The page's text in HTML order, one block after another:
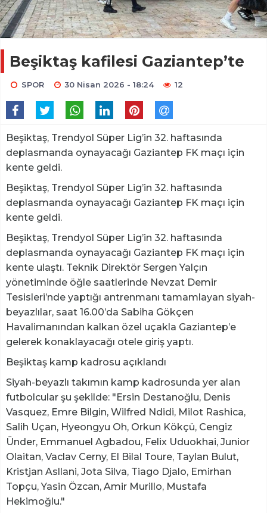
Beşiktaş kafilesi Gaziantep’te
SPOR 30 Nisan 2026 - 18:24 12
Beşiktaş, Trendyol Süper Lig’in 32. haftasında
deplasmanda oynayacağı Gaziantep FK maçı için
kente geldi.
Beşiktaş, Trendyol Süper Lig’in 32. haftasında
deplasmanda oynayacağı Gaziantep FK maçı için
kente geldi.
Beşiktaş, Trendyol Süper Lig’in 32. haftasında
deplasmanda oynayacağı Gaziantep FK maçı için
kente ulaştı. Teknik Direktör Sergen Yalçın
yönetiminde öğle saatlerinde Nevzat Demir
Tesisleri’nde yaptığı antrenmanı tamamlayan siyah-
beyazlılar, saat 16.00’da Sabiha Gökçen
Havalimanından kalkan özel uçakla Gaziantep’e
gelerek konaklayacağı otele giriş yaptı.
Beşiktaş kamp kadrosu açıklandı
Siyah-beyazlı takımın kamp kadrosunda yer alan
futbolcular şu şekilde: "Ersin Destanoğlu, Denis
Vasquez, Emre Bilgin, Wilfred Ndidi, Milot Rashica,
Salih Uçan, Hyeongyu Oh, Orkun Kökçü, Cengiz
Ünder, Emmanuel Agbadou, Felix Uduokhai, Junior
Olaitan, Vaclav Cerny, El Bilal Toure, Taylan Bulut,
Kristjan Asllani, Jota Silva, Tiago Djalo, Emirhan
Topçu, Yasin Özcan, Amir Murillo, Mustafa
Hekimoğlu."